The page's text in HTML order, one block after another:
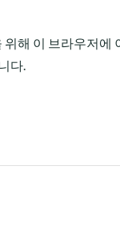
위해 이 브라우저에
다.